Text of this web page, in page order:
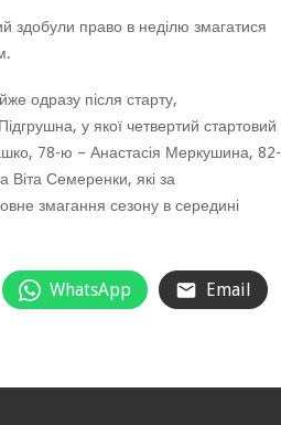
здобули право в неділю змагатися
одразу після старту,
у якої четвертий стартовий
78-ю – Анастасія Меркушина, 82-
Семеренки, які за
змагання сезону в середині
WhatsApp Email